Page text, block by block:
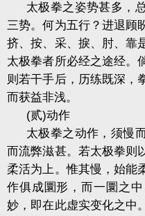
太极拳之姿势甚多，
三势。何为五行？进退顾
挤、按、采、捩、肘、靠
太极拳者所必经之途经。
则若干手后，历练既深，
而获益非浅。
(贰)动作
太极拳之动作，须慢
而流弊滋甚。若太极拳则
柔活为上。惟其慢，始能
作俱成圜形，而一圜之
妙，即在此虚实变化之中